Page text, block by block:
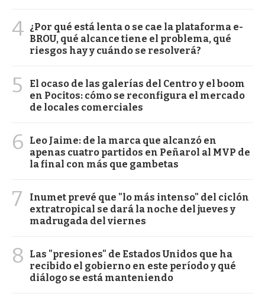
4 ¿Por qué está lenta o se cae la plataforma e-
BROU, qué alcance tiene el problema, qué
riesgos hay y cuándo se resolverá?
5
El ocaso de las galerías del Centro y el boom
en Pocitos: cómo se reconfigura el mercado
de locales comerciales
6
Leo Jaime: de la marca que alcanzó en
apenas cuatro partidos en Peñarol al MVP de
la final con más que gambetas
7
Inumet prevé que "lo más intenso" del ciclón
extratropical se dará la noche del jueves y
madrugada del viernes
8
Las "presiones" de Estados Unidos que ha
recibido el gobierno en este período y qué
diálogo se está manteniendo